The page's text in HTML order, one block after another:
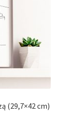
(29,7×42 cm)